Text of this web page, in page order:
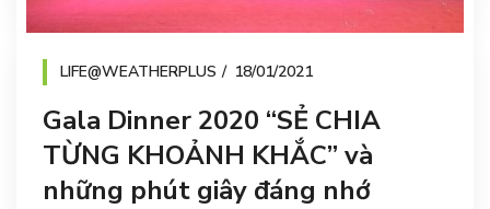
LIFE@WEATHERPLUS 18/01/2021
Gala Dinner 2020 “SẺ CHIA
TỪNG KHOẢNH KHẮC” và
những phút giây đáng nhớ